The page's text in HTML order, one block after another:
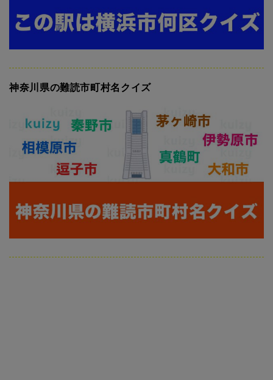
神奈川県の難読市町村名クイズ